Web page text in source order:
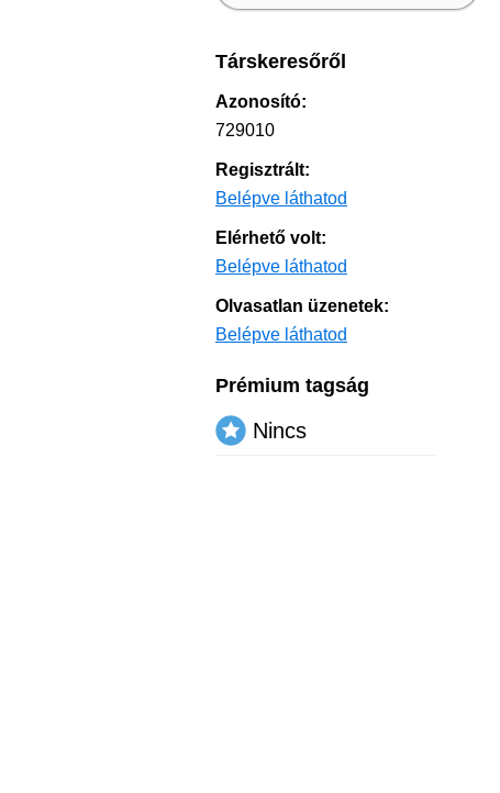
Társkeresőről
Azonosító:
729010
Regisztrált:
Belépve láthatod
Elérhető volt:
Belépve láthatod
Olvasatlan üzenetek:
Belépve láthatod
Prémium tagság
Nincs